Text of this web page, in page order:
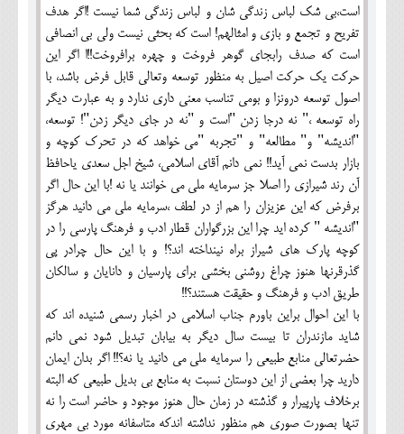
است،بی شک لباس زندگی شان و لباس زندگی شما نیست !اگر هدف
تفریح و تجمع و بازی و امثالهم! است که بحثی نیست ولی بی انصافی
است که صدف رابجای گوهر فروخت و چهره برافروخت!!ا اگر این
حرکت یک حرکت اصیل به منظور توسعه وتعالی قابل فرض باشد، با
اصول توسعه درونزا و بومی تناسب معنی داری ندارد و به عبارت دیگر
راه توسعه ،" نه درجا زدن "است و "نه در جای دیگر زدن"! توسعه،
"اندیشه" و" مطالعه" و "تجربه "می خواهد که در تحرک کوچه و
بازار بدست نمی آید!! نمی دانم آقای اسلامی، شیخ اجل سعدی یاحافظ
آن رند شیرازی را اصلا جز سرمایه ملی می خوانند یا نه !با این حال اگر
برفرض که این عزیزان را هم از در لطف ،سرمایه ملی می دانید هرگز
"اندیشه " کرده اید چرا این بزرگواران قطار ادب و فرهنگ پارسی را در
کوچه پارک های شیراز براه نینداخته اند؟! و با این حال چرادر پی
گذرقرنها هنوز چراغ روشنی بخشی برای پارسیان و دانایان و سالکان
طریق ادب و فرهنگ و حقیقت هستند؟!!
با این احوال براین باورم جناب اسلامی در اخبار رسمی شنیده اند که
شاید مازندران تا بیست سال دیگر به بیابان تبدیل شود نمی دانم
حضرتعالی منابع طبیعی را سرمایه ملی می دانید یا نه؟!! اگر بدان ایمان
دارید چرا بعضی از این دوستان نسبت به منابع بی بدیل طبیعی که البته
برخلاف پارپیرار و گذشته در زمان حال هنوز موجود و حاضر است را نه
تنها بصورت صوری هم منظور نداشته اندکه متاسفانه مورد بی مهری